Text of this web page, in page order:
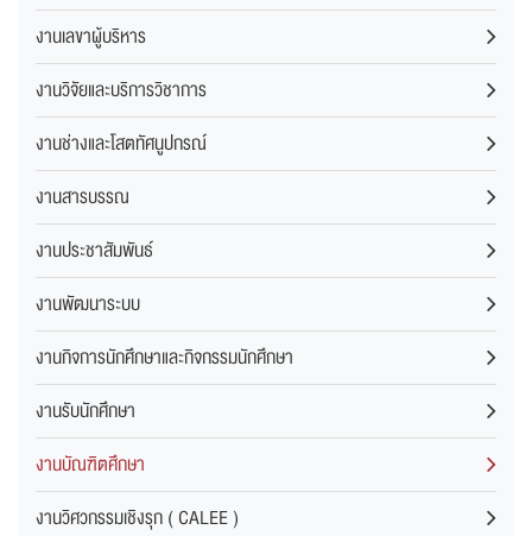
งานเลขาผู้บริหาร
งานวิจัยและบริการวิชาการ
งานช่างและโสตทัศนูปกรณ์
งานสารบรรณ
งานประชาสัมพันธ์
งานพัฒนาระบบ
งานกิจการนักศึกษาและกิจกรรมนักศึกษา
งานรับนักศึกษา
งานบัณฑิตศึกษา
งานวิศวกรรมเชิงรุก ( CALEE )